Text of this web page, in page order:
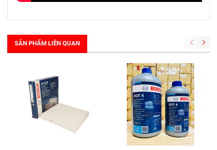
SẢN PHẨM LIÊN QUAN